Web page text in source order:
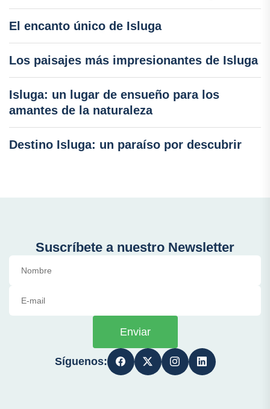
El encanto único de Isluga
Los paisajes más impresionantes de Isluga
Isluga: un lugar de ensueño para los
amantes de la naturaleza
Destino Isluga: un paraíso por descubrir
Suscríbete a nuestro Newsletter
Enviar
Síguenos: